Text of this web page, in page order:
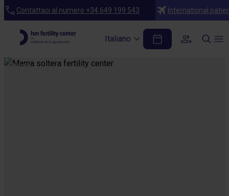
Contattaci al numero +34 649 199 543 International
Italiano
Home